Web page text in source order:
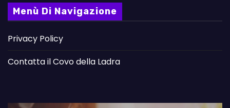
Menù Di Navigazione
Privacy Policy
Contatta il Covo della Ladra